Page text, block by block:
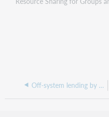
Off-system lending by request form